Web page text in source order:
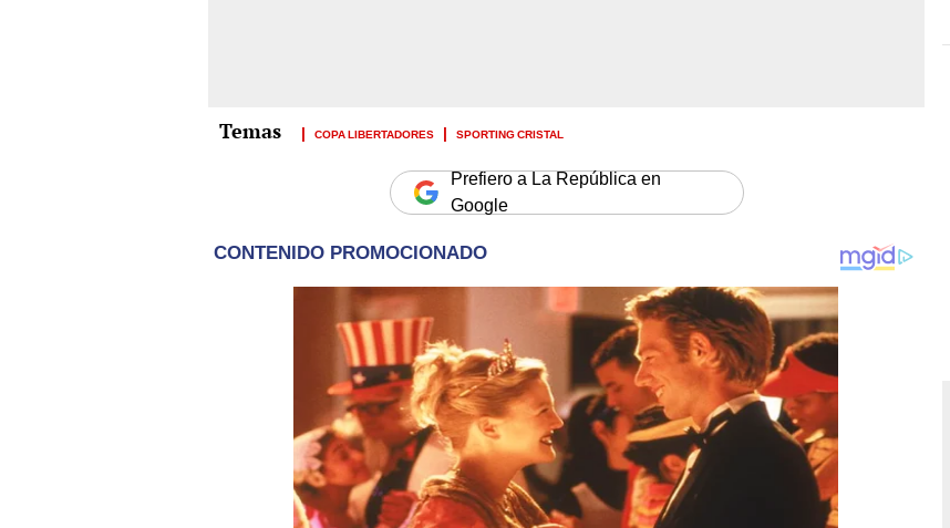
COPA LIBERTADORES SPORTING CRISTAL
Prefiero a La República en
Google